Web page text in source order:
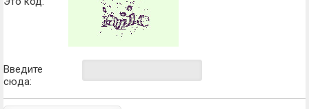
Введите
сюда: